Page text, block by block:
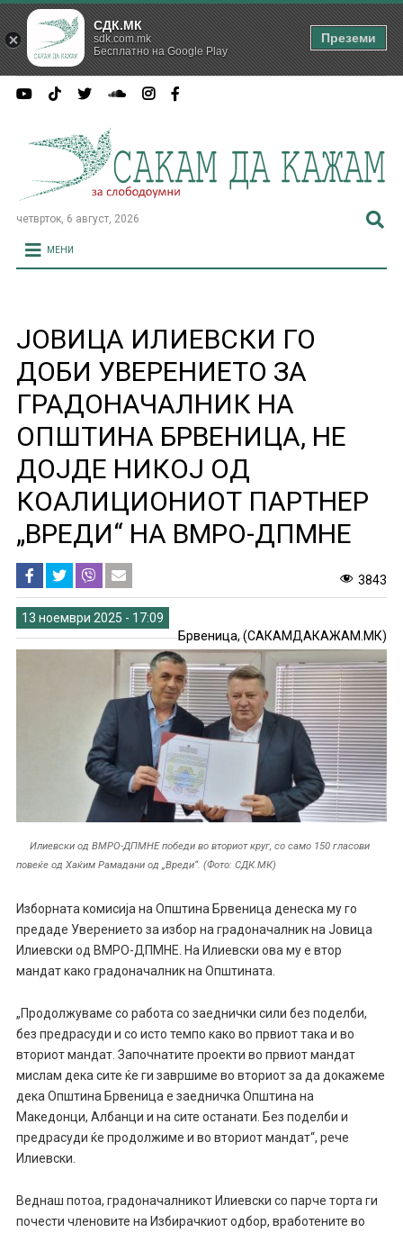
четврток, 6 август, 2026
МЕНИ
ЈОВИЦА ИЛИЕВСКИ ГО
ДОБИ УВЕРЕНИЕТО ЗА
ГРАДОНАЧАЛНИК НА
ОПШТИНА БРВЕНИЦА, НЕ
ДОЈДЕ НИКОЈ ОД
КОАЛИЦИОНИОТ ПАРТНЕР
„ВРЕДИ“ НА ВМРО-ДПМНЕ
3843
13 ноември 2025 - 17:09
Брвеница, (САКАМДАКАЖАМ.МК)
Илиевски од ВМРО-ДПМНЕ победи во вториот круг, со само 150 гласови
повеќе од Хаќим Рамадани од „Вреди“. (Фото: СДК.МК)
Изборната комисија на Општина Брвеница денеска му го
предаде Уверението за избор на градоначалник на Јовица
Илиевски од ВМРО-ДПМНЕ. На Илиевски ова му е втор
мандат како градоначалник на Општината.
„Продолжуваме со работа со заеднички сили без поделби,
без предрасуди и со исто темпо како во првиот така и во
вториот мандат. Започнатите проекти во првиот мандат
мислам дека сите ќе ги завршиме во вториот за да докажеме
дека Општина Брвеница е заедничка Општина на
Македонци, Албанци и на сите останати. Без поделби и
предрасуди ќе продолжиме и во вториот мандат“, рече
Илиевски.
Веднаш потоа, градоначалникот Илиевски со парче торта ги
почести членовите на Избирачкиот одбор, вработените во
СДК.МК
sdk.com.mk
Бесплатно на Google Play
Преземи